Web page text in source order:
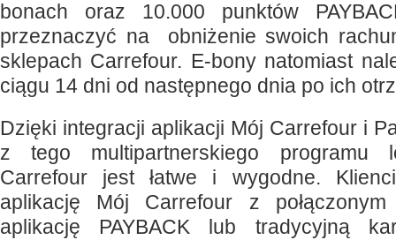
bonach oraz 10.000 punktów
przeznaczyć na obniżenie swoich
sklepach Carrefour. E-bony natomiast
ciągu 14 dni od następnego dnia po ich
Dzięki integracji aplikacji Mój Carrefour i
z tego multipartnerskiego programu
Carrefour jest łatwe i wygodne.
aplikację Mój Carrefour z
aplikację PAYBACK lub tradycyjną